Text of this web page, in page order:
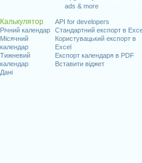
ads & more
Калькулятор
Річний календар
Місячний
календар
Тижневий
календар
Дані
API for developers
Стандартний експорт в
Користувацький експорт в
Excel
Експорт календаря в PDF
Вставити віджет